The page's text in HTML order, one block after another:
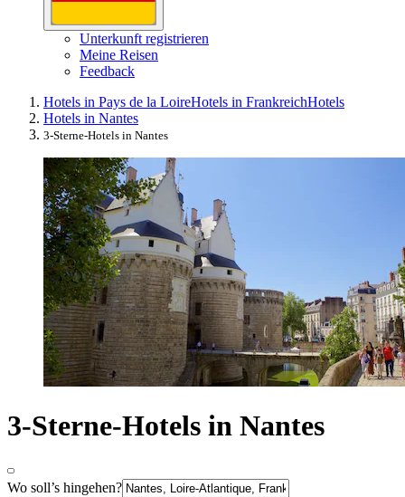
Unterkunft registrieren
Meine Reisen
Feedback
Hotels in Pays de la LoireHotels in FrankreichHotels
Hotels in Nantes
3-Sterne-Hotels in Nantes
3-Sterne-Hotels in Nantes
Wo soll’s hingehen?